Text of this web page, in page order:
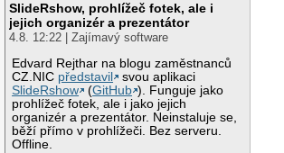
SlideRshow, prohlížeč fotek, ale i
jejich organizér a prezentátor
4.8. 12:22 | Zajímavý software
Edvard Rejthar na blogu zaměstnanců
CZ.NIC představil
svou aplikaci
SlideRshow
(GitHub ). Funguje jako
prohlížeč fotek, ale i jako jejich
organizér a prezentátor. Neinstaluje se,
běží přímo v prohlížeči. Bez serveru.
Offline.